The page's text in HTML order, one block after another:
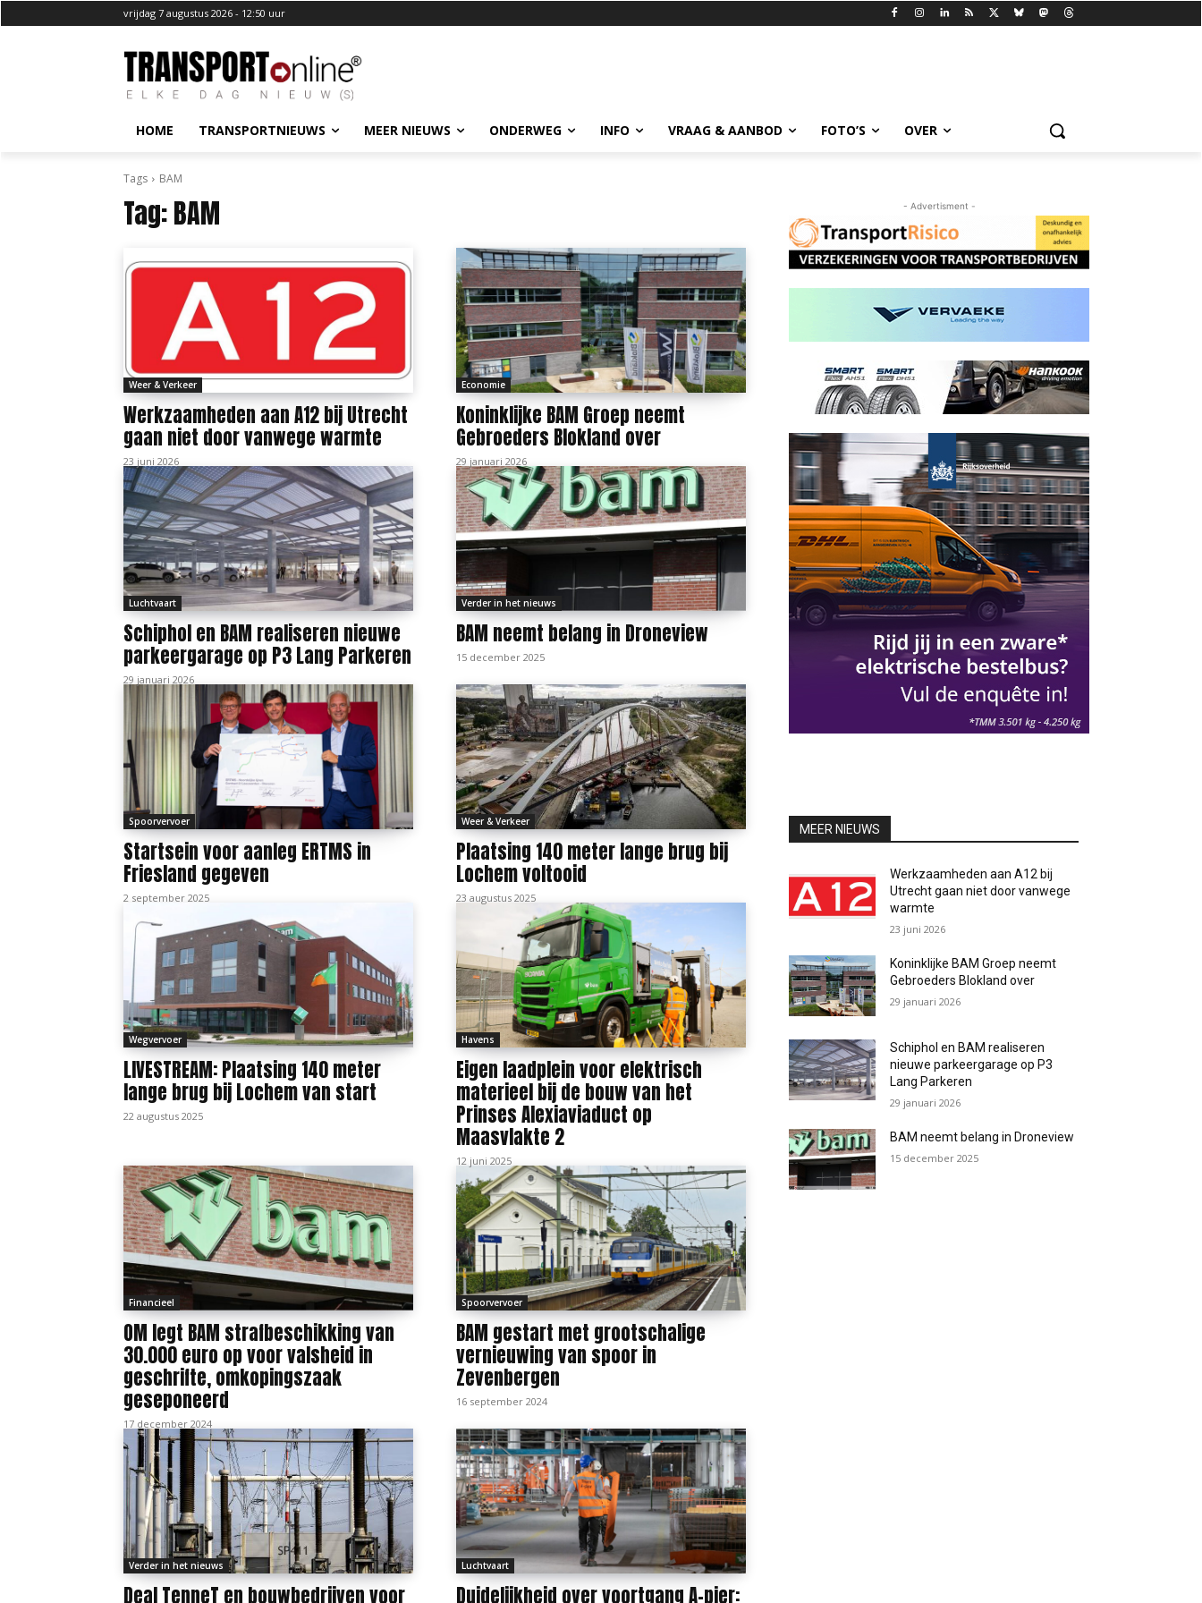
vrijdag 7 augustus 2026 - 12:50 uur
HOME TRANSPORTNIEUWS MEER NIEUWS ONDERWEG INFO VRAAG & AANBOD FOTO’S OVER
Tags BAM
Tag:BAM
Weer & Verkeer
Werkzaamheden aan A12 bij Utrecht
gaan niet door vanwege warmte
23 juni 2026
Economie
Koninklijke BAM Groep neemt
Gebroeders Blokland over
29 januari 2026
Luchtvaart
Schiphol en BAM realiseren nieuwe
parkeergarage op P3 Lang Parkeren
29 januari 2026
Verder in het nieuws
BAM neemt belang in Droneview
15 december 2025
Spoorvervoer
Startsein voor aanleg ERTMS in
Friesland gegeven
2 september 2025
Weer & Verkeer
Plaatsing 140 meter lange brug bij
Lochem voltooid
23 augustus 2025
Wegvervoer
LIVESTREAM: Plaatsing 140 meter
lange brug bij Lochem van start
22 augustus 2025
Havens
Eigen laadplein voor elektrisch
materieel bij de bouw van het
Prinses Alexiaviaduct op
Maasvlakte 2
12 juni 2025
Financieel
OM legt BAM strafbeschikking van
30.000 euro op voor valsheid in
geschrifte, omkopingszaak
geseponeerd
17 december 2024
Spoorvervoer
BAM gestart met grootschalige
vernieuwing van spoor in
Zevenbergen
16 september 2024
Verder in het nieuws
Deal TenneT en bouwbedrijven voor
Luchtvaart
Duidelijkheid over voortgang A-pier:
- Advertisment -
MEER NIEUWS
Werkzaamheden aan A12 bij
Utrecht gaan niet door vanwege
warmte
23 juni 2026
Koninklijke BAM Groep neemt
Gebroeders Blokland over
29 januari 2026
Schiphol en BAM realiseren
nieuwe parkeergarage op P3
Lang Parkeren
29 januari 2026
BAM neemt belang in Droneview
15 december 2025